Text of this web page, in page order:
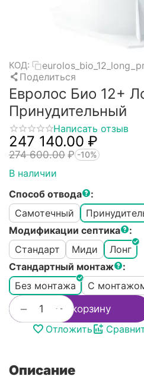
КОД:
Поделиться
Евролос Био 12+
Принудительный
Написать отзыв
247 140.00 ₽
274 600.00 ₽ -10%
В наличии
Способ отвода
:
Самотечный
Модификации септика
:
Стандарт
Миди
Лонг
Стандартный монтаж
:
Без монтажа
С
+
− В корзину
Отложить
Описание